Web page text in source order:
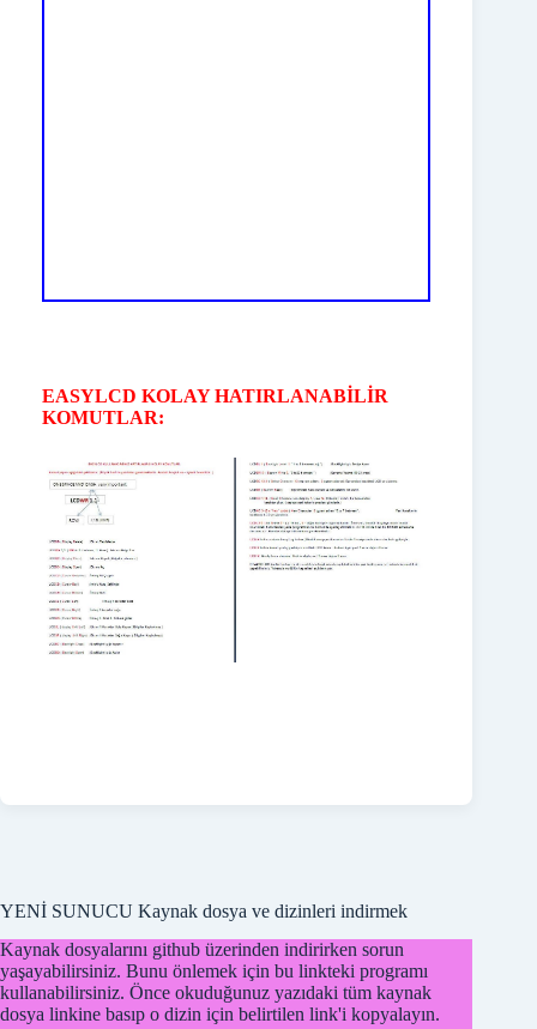
EASYLCD KOLAY HATIRLANABİLİR
KOMUTLAR:
YENİ SUNUCU Kaynak dosya ve dizinleri indirmek
Kaynak dosyalarını github üzerinden indirirken sorun
yaşayabilirsiniz. Bunu önlemek için bu linkteki programı
kullanabilirsiniz. Önce okuduğunuz yazıdaki tüm kaynak
dosya linkine basıp o dizin için belirtilen link'i kopyalayın.